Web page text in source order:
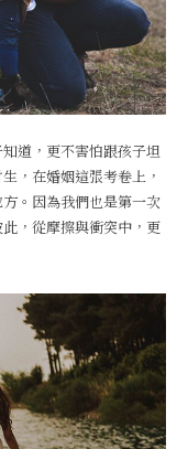
道，更不害怕跟孩子坦
，在婚姻這張考卷上，
。因為我們也是第一次
，從摩擦與衝突中，更